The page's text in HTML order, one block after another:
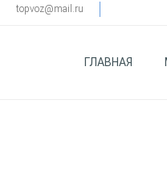
topvoz@mail.ru
ГЛАВНАЯ